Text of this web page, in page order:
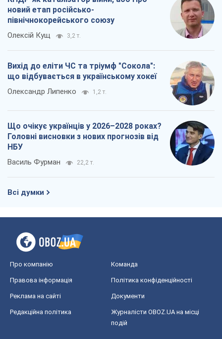
новий етап російсько-
північнокорейського союзу
Олексій Кущ 3,2 т.
Вихід до еліти ЧС та тріумф "Сокола":
що відбувається в українському хокеї
Олександр Липенко 1,2 т.
Що очікує українців у 2026–2028 роках?
Головні висновки з нових прогнозів від
НБУ
Василь Фурман 22,2 т.
Всі думки
Про компанію Команда
Правова інформація Політика конфіденційності
Реклама на сайті Документи
Редакційна політика
Журналісти OBOZ.UA на місці
подій